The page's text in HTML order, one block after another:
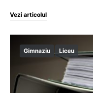
Vezi articolul
Gimnaziu Liceu